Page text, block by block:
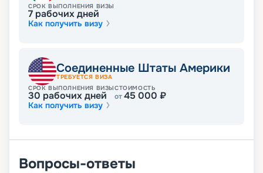
СРОК ВЫПОЛНЕНИЯ ВИЗЫ
7 рабочих дней
Как получить визу
Соединенные Штаты Америки
ТРЕБУЕТСЯ ВИЗА
СРОК ВЫПОЛНЕНИЯ ВИЗЫ
30 рабочих дней
СТОИМОСТЬ
от45 000 ₽
Как получить визу
Вопросы-ответы